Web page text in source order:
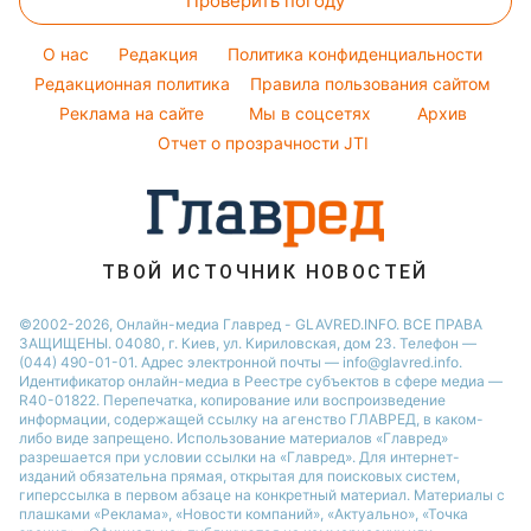
София Ротару
Новости Днепра
Новости Черкассы
Новости Тернополя
Новости Ровно
Новости Запорожья
Новости Одессы
Погода на завтра
Пылевая буря
Тесты по картинке
Оптические иллюзии
Народные приметы
Все о шоу-бизнесе
O нас Редакция
Политика конфиденциальности
Редакционная политика
Правила пользования сайтом
Реклама на сайте
Мы в соцсетях
Архив
Отчет о прозрачности JTI
ТВОЙ ИСТОЧНИК НОВОСТЕЙ
©2002-2026, Онлайн-медиа Главред - GLAVRED.INFO. ВСЕ ПРАВА
ЗАЩИЩЕНЫ. 04080, г. Киев, ул. Кириловская, дом 23. Телефон —
(044) 490-01-01. Адрес электронной почты — info@glavred.info.
Идентификатор онлайн-медиа в Реестре cубъектов в сфере медиа —
R40-01822. Перепечатка, копирование или воспроизведение
информации, содержащей ссылку на агенство ГЛАВРЕД, в каком-
либо виде запрещено. Использование материалов «Главред»
разрешается при условии ссылки на «Главред». Для интернет-
изданий обязательна прямая, открытая для поисковых систем,
гиперссылка в первом абзаце на конкретный материал. Материалы с
плашками «Реклама», «Новости компаний», «Актуально», «Точка